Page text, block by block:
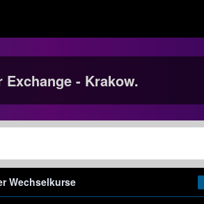
Exchange - Krakow.
Wechselkurse